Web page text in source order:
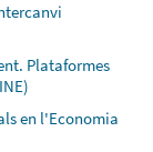
Plataformes
en l'Economia